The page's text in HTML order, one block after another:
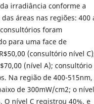
irradiância conforme a
áreas nas regiões: 400
foram
para uma face de
(consultório nível
(nível A); consultório
Na região de 400-515nm,
de 300mW/cm2; o nível
O nível C registrou 40%, e